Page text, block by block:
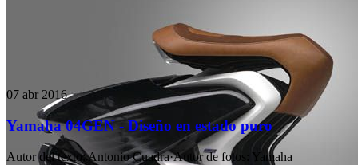
07 abr 2016
Yamaha 04GEN - Diseño en estado puro
Autor del texto:Antonio Cuadra·Autor de fotos Yamaha